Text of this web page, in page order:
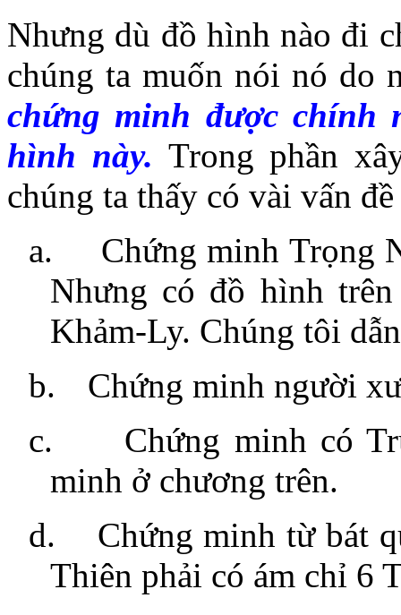
Nhưng dù đồ hình nào đi
chúng ta muốn nói nó do
chứng minh được chính
hình này. Trong phần
chúng ta thấy có vài vấn
a.
Chứng minh Trọng
Nhưng có đồ hình
Khảm-Ly. Chúng tôi
b.
Chứng minh người
c.
Chứng minh có
minh ở chương trên.
d.
Chứng minh từ bát
Thiên phải có ám chỉ 6